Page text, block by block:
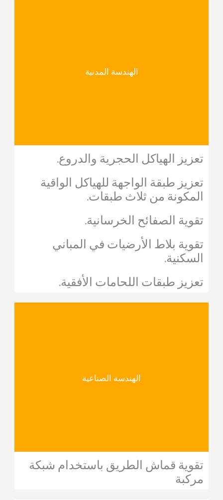
الهندسة المدنية
تعزيز الهياكل الحجرية والدروع.
تعزيز طبقة الواجهة للهياكل الواقية
المكونة من ثلاث طبقات.
تقوية الصفائح الخرسانية.
تقوية بلاط الأرضيات في المباني
السكنية.
تعزيز طبقات اللحامات الأفقية.
تقوية قماش الطريق باستخدام شبكة
مركبة
الهندسة الصناعية